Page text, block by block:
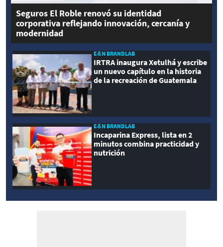
Seguros El Roble renovó su identidad
corporativa reflejando innovación, cercanía y
modernidad
E&N BRANDLAB
IRTRA inaugura Xetulhá y escribe
un nuevo capítulo en la historia
de la recreación de Guatemala
E&N BRANDLAB
Incaparina Express, lista en 2
minutos combina practicidad y
nutrición